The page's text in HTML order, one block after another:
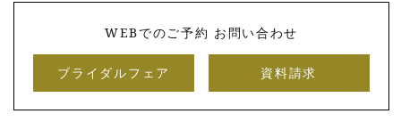
WEBでのご予約 お問い合わせ
ブライダルフェア 資料請求